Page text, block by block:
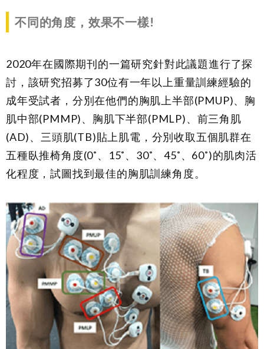
不同的角度，效果不一樣!
2020年在國際期刊的一篇研究針對此議題進行了探
討，該研究招募了30位有一年以上重量訓練經驗的
成年受試者，分別在他們的胸肌上半部(PMUP)、胸
肌中部(PMMP)、胸肌下半部(PMLP)、前三角肌
(AD)、三頭肌(TB)貼上肌電，分別收取五個肌群在
五種臥推椅角度(0˚、15˚、30˚、45˚、60˚)的肌肉活
化程度，試圖找到最佳的胸肌訓練角度。